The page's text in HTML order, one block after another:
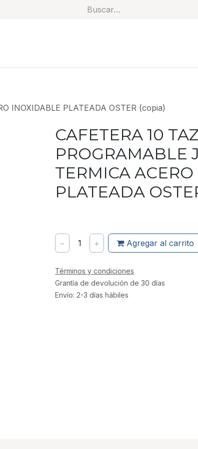
INOXIDABLE PLATEADA OSTER (copia)
CAFETERA 10
PROGRAMABLE
TERMICA
PLATEADA
− 1 + Agregar al carrito
Términos y condiciones
Grantía de devolución de 30 días
Envío: 2-3 días hábiles